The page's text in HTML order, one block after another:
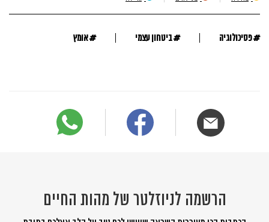
#פסיכולוגיה #ביטחון עצמי #אומץ
הרשמה לניוזלטר של מהות החיים